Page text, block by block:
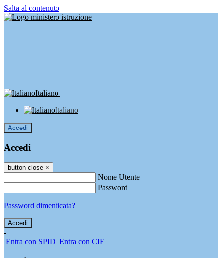
Salta al contenuto
Italiano
Italiano
Accedi
Accedi
button close ×
Nome Utente
Password
Password dimenticata?
-
Entra con SPID Entra con CIE